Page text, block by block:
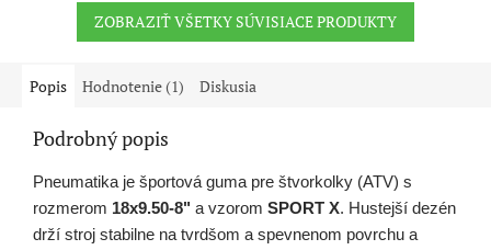
ZOBRAZIŤ VŠETKY SÚVISIACE PRODUKTY
Popis Hodnotenie (1) Diskusia
Podrobný popis
Pneumatika je športová guma pre štvorkolky (ATV) s
rozmerom 18x9.50-8" a vzorom SPORT X. Hustejší dezén
drží stroj stabilne na tvrdšom a spevnenom povrchu a